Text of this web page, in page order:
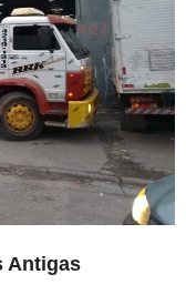
Antigas